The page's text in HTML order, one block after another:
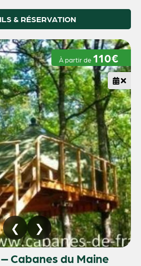
& RÉSERVATION
À partir de 110€
Cabanes du Maine